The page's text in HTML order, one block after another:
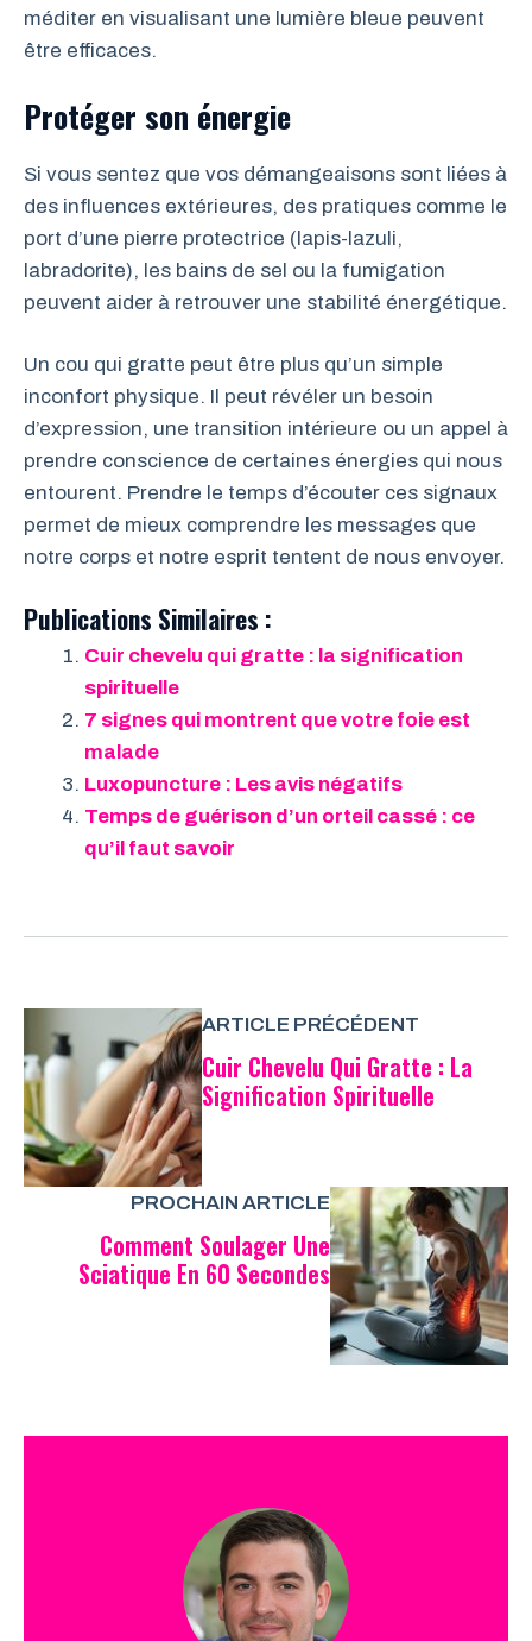
méditer en visualisant une lumière bleue peuvent
être efficaces.
Protéger son énergie
Si vous sentez que vos démangeaisons sont liées à
des influences extérieures, des pratiques comme le
port d’une pierre protectrice (lapis-lazuli,
labradorite), les bains de sel ou la fumigation
peuvent aider à retrouver une stabilité énergétique.
Un cou qui gratte peut être plus qu’un simple
inconfort physique. Il peut révéler un besoin
d’expression, une transition intérieure ou un appel à
prendre conscience de certaines énergies qui nous
entourent. Prendre le temps d’écouter ces signaux
permet de mieux comprendre les messages que
notre corps et notre esprit tentent de nous envoyer.
Publications Similaires :
Cuir chevelu qui gratte : la signification
spirituelle
7 signes qui montrent que votre foie est
malade
Luxopuncture : Les avis négatifs
Temps de guérison d’un orteil cassé : ce
qu’il faut savoir
ARTICLE PRÉCÉDENT
Cuir Chevelu Qui Gratte : La
Signification Spirituelle
PROCHAIN ARTICLE
Comment Soulager Une
Sciatique En 60 Secondes